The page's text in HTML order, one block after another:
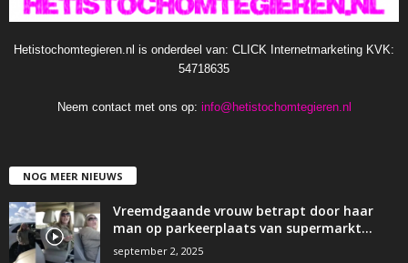
Hetistochomtegieren.nl is onderdeel van: CLICK Internetmarketing KVK:
54718635
Neem contact met ons op: info@hetistochomtegieren.nl
NOG MEER NIEUWS
Vreemdgaande vrouw betrapt door haar
man op parkeerplaats van supermarkt…
september 2, 2025